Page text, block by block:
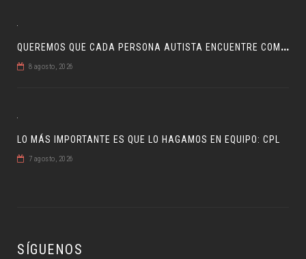
Q
UEREMOS QUE CADA PERSONA AUTISTA ENCUENTRE COMPRENSIÓN: JDM
8 agosto, 2026
LO MÁS IMPORTANTE ES QUE LO HAGAMOS EN EQUIPO: CPL
7 agosto, 2026
SÍGUENOS